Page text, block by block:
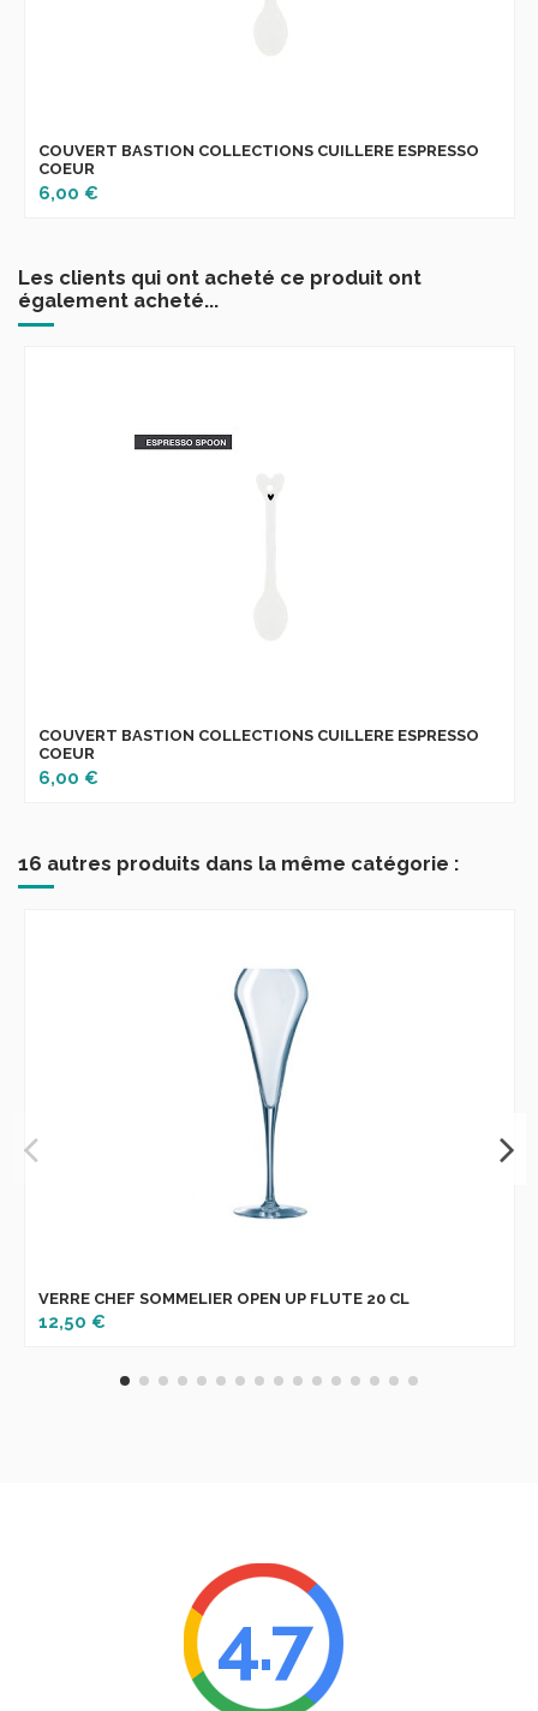
COUVERT BASTION COLLECTIONS CUILLERE ESPRESSO
COEUR
6,00 €
Les clients qui ont acheté ce produit ont
également acheté...
COUVERT BASTION COLLECTIONS CUILLERE ESPRESSO
COEUR
6,00 €
16 autres produits dans la même catégorie :
VERRE CHEF SOMMELIER OPEN UP FLUTE 20 CL
12,50 €
4.7